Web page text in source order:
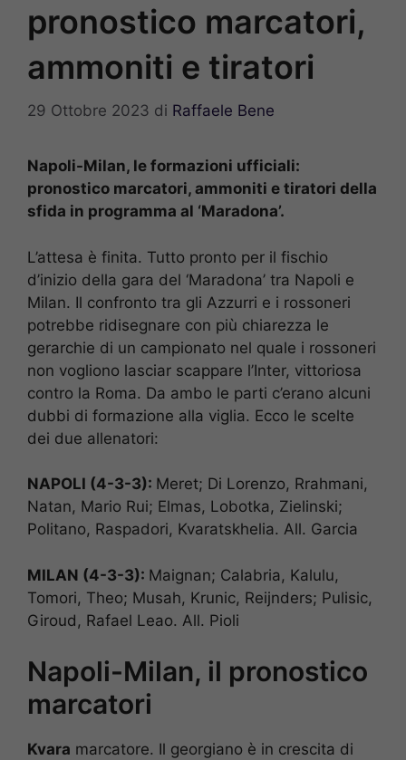
pronostico marcatori,
ammoniti e tiratori
29 Ottobre 2023 di Raffaele Bene
Napoli-Milan, le formazioni ufficiali:
pronostico marcatori, ammoniti e tiratori della
sfida in programma al ‘Maradona’.
L’attesa è finita. Tutto pronto per il fischio
d’inizio della gara del ‘Maradona’ tra Napoli e
Milan. Il confronto tra gli Azzurri e i rossoneri
potrebbe ridisegnare con più chiarezza le
gerarchie di un campionato nel quale i rossoneri
non vogliono lasciar scappare l’Inter, vittoriosa
contro la Roma. Da ambo le parti c’erano alcuni
dubbi di formazione alla viglia. Ecco le scelte
dei due allenatori:
NAPOLI (4-3-3): Meret; Di Lorenzo, Rrahmani,
Natan, Mario Rui; Elmas, Lobotka, Zielinski;
Politano, Raspadori, Kvaratskhelia. All. Garcia
MILAN (4-3-3): Maignan; Calabria, Kalulu,
Tomori, Theo; Musah, Krunic, Reijnders; Pulisic,
Giroud, Rafael Leao. All. Pioli
Napoli-Milan, il pronostico
marcatori
Kvara marcatore. Il georgiano è in crescita di